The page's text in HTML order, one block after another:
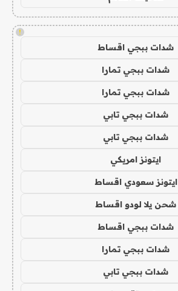
!
شدات ببجي اقساط
شدات ببجي تمارا
شدات ببجي تمارا
شدات ببجي تابي
شدات ببجي تابي
ايتونز امريكي
ايتونز سعودي اقساط
شحن يلا لودو اقساط
شدات ببجي اقساط
شدات ببجي تمارا
شدات ببجي تابي